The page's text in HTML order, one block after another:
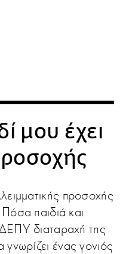
μου έχει
προσοχής
Πόσα παιδιά και
διαταραχή της
ένας γονιός